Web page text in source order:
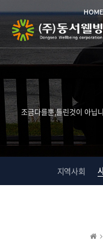
HOME
조금다를뿐,틀린것이 아닙
지역사회